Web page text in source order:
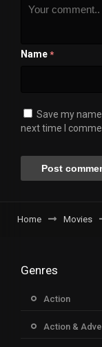
Name *
Save my
next time I
Home Movies
Genres
Action
Action &